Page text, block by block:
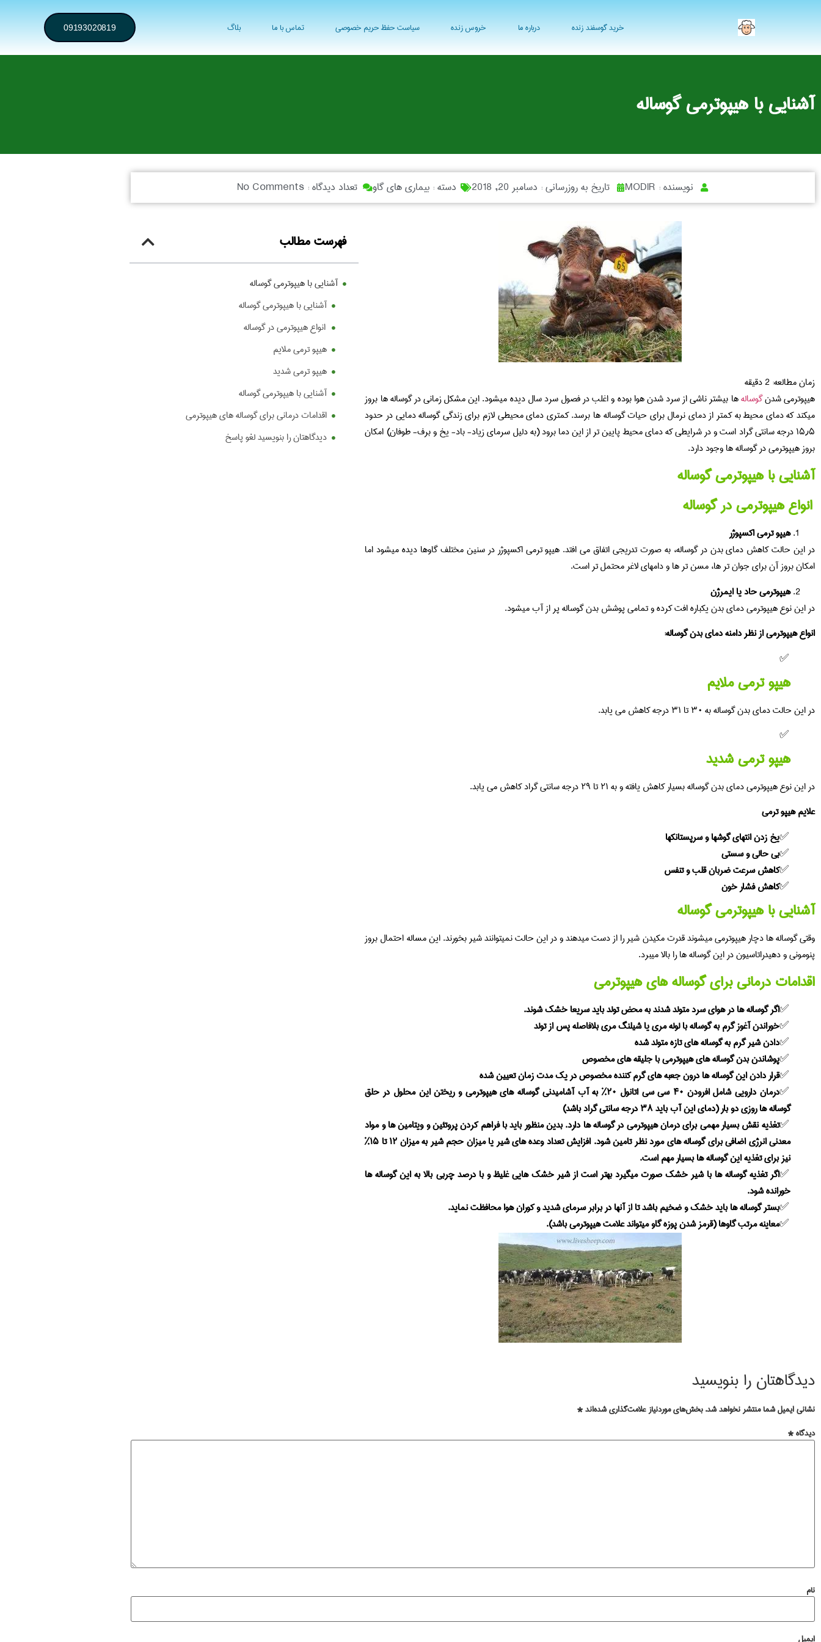
خرید گوسفند زنده درباره ما خروس زنده سیاست حفظ حریم خصوصی تماس با ما بلاگ 09193020819
آشنایی با هیپوترمی گوساله
نویسنده : تاریخ به روزرسانی : دسامبر 20, 2018 دسته : بیماری های گاو تعداد دیدگاه : No Comments
زمان مطالعه:2دقیقه
هیپوترمی شدنگوسالهها بیشتر ناشی از سرد شدن هوا بوده و اغلب در فصول سرد سال دیده میشود. این مشکل زمانی در گوساله ها بروز
میکند که دمای محیط به کمتر از دمای نرمال برای حیات گوساله ها برسد. کمتری دمای محیطی لازم برای زندگی گوساله دمایی در حدود
۱۵٫۵ درجه سانتی گراد است و در شرایطی که دمای محیط پایین تر از این دما برود (به دلیل سرمای زیاد- باد- یخ و برف- طوفان) امکان
بروز هیپوترمی در گوساله ها وجود دارد.
آشنایی با هیپوترمی گوساله
انواع هیپوترمی در گوساله
هیپو ترمی اکسپوژر
در این حالت کاهش دمای بدن در گوساله، به صورت تدریجی اتفاق می افتد. هیپو ترمی اکسپوژر در سنین مختلف گاوها دیده میشود اما
امکان بروز آن برای جوان تر ها، مسن تر ها و دامهای لاغر محتمل تر است.
هیپوترمی حاد یا ایمرژن
در این نوع هیپوترمی دمای بدن یکباره افت کرده و تمامی پوشش بدن گوساله پر از آب میشود.
انواع هیپوترمی از نظر دامنه دمای بدن گوساله:
هیپو ترمی ملایم
در این حالت دمای بدن گوساله به ۳۰ تا ۳۱ درجه کاهش می یابد.
هیپو ترمی شدید
در این نوع هیپوترمی دمای بدن گوساله بسیار کاهش یافته و به ۲۱ تا ۲۹ درجه سانتی گراد کاهش می یابد.
علایم هیپو ترمی
یخ زدن انتهای گوشها و سرپستانکها
بی حالی و سستی
کاهش سرعت ضربان قلب و تنفس
کاهش فشار خون
آشنایی با هیپوترمی گوساله
وقتی گوساله ها دچار هیپوترمی میشوند قدرت مکیدن شیر را از دست میدهند و در این حالت نمیتوانند شیر بخورند. این مساله احتمال بروز
پنومونی و دهیدراتاسیون در این گوساله ها را بالا میبرد.
اقدامات درمانی برای گوساله های هیپوترمی
اگر گوساله ها در هوای سرد متولد شدند به محض تولد باید سریعا خشک شوند.
خوراندن آغوز گرم به گوساله با لوله مری یا شیلنگ مری بلافاصله پس از تولد
دادن شیر گرم به گوساله های تازه متولد شده
پوشاندن بدن گوساله های هیپوترمی با جلیقه های مخصوص
قرار دادن این گوساله ها درون جعبه های گرم کننده مخصوص در یک مدت زمان تعیین شده
درمان دارویی شامل افرودن ۴۰ سی سی اتانول ۲۰% به آب آشامیدنی گوساله های هیپوترمی و ریختن این محلول در حلق
گوساله ها روزی دو بار (دمای این آب باید ۳۸ درجه سانتی گراد باشد)
تغذیه نقش بسیار مهمی برای درمان هیپوترمی در گوساله ها دارد. بدین منظور باید با فراهم کردن پروتئین و ویتامین ها و مواد
معدنی انرژی اضافی برای گوساله های مورد نظر تامین شود. افزایش تعداد وعده های شیر یا میزان حجم شیر به میزان ۱۲ تا ۱۵%
نیز برای تغذیه این گوساله ها بسیار مهم است.
اگر تغذیه گوساله ها با شیر خشک صورت میگیرد بهتر است از شیر خشک هایی غلیظ و با درصد چربی بالا به این گوساله ها
خورانده شود.
بستر گوساله ها باید خشک و ضخیم باشد تا از آنها در برابر سرمای شدید و کوران هوا محافظت نماید.
معاینه مرتب گاوها (قرمز شدن پوزه گاو میتواند علامت هیپوترمی باشد).
فهرست مطالب
آشنایی با هیپوترمی گوساله
آشنایی با هیپوترمی گوساله
انواع هیپوترمی در گوساله
هیپو ترمی ملایم
هیپو ترمی شدید
آشنایی با هیپوترمی گوساله
اقدامات درمانی برای گوساله های هیپوترمی
دیدگاهتان را بنویسید لغو پاسخ
دیدگاهتان را بنویسید
نشانی ایمیل شما منتشر نخواهد شد. بخش‌های موردنیاز علامت‌گذاری شده‌اند*
دیدگاه*
نام
ایمیل